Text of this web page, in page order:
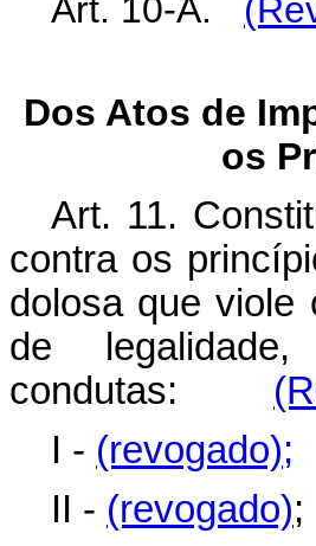
Art. 10-A.
Dos Atos de
os
Art. 11.
contra os
dolosa que viole
de
condutas:
I - (revogado);
II - (revogado)